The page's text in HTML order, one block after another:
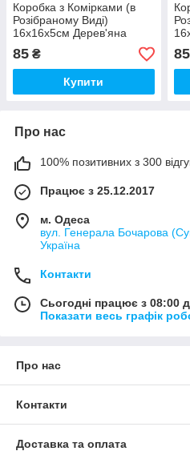
Коробка з Комірками (в
Розібраному Виді)
16х16х5см Дерев'яна
Подарункова Коробочка
МДФ для Подарунка Merry
Christmas
85 ₴
Купити
85
Про нас
100% позитивних з 300
Працює з 25.12.2017
м. Одеса
вул. Генерала Бочарова
Україна
Контакти
Сьогодні працює з 08:00
Показати весь графік
Про нас
Контакти
Доставка та оплата